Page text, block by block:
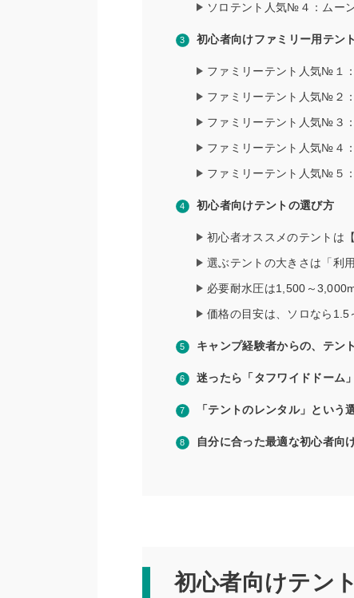
ソロテント人気№４：ムー
初心者向けファミリー用テン
ファミリーテント人気№１
ファミリーテント人気№２
ファミリーテント人気№３
ファミリーテント人気№４
ファミリーテント人気№５
初心者向けテントの選び方
初心者オススメのテントは
選ぶテントの大きさは「利
必要耐水圧は1,500～
価格の目安は、ソロなら1.5
キャンプ経験者からの、テン
迷ったら「タフワイドドーム
「テントのレンタル」という
自分に合った最適な初心者向
初心者向けテン